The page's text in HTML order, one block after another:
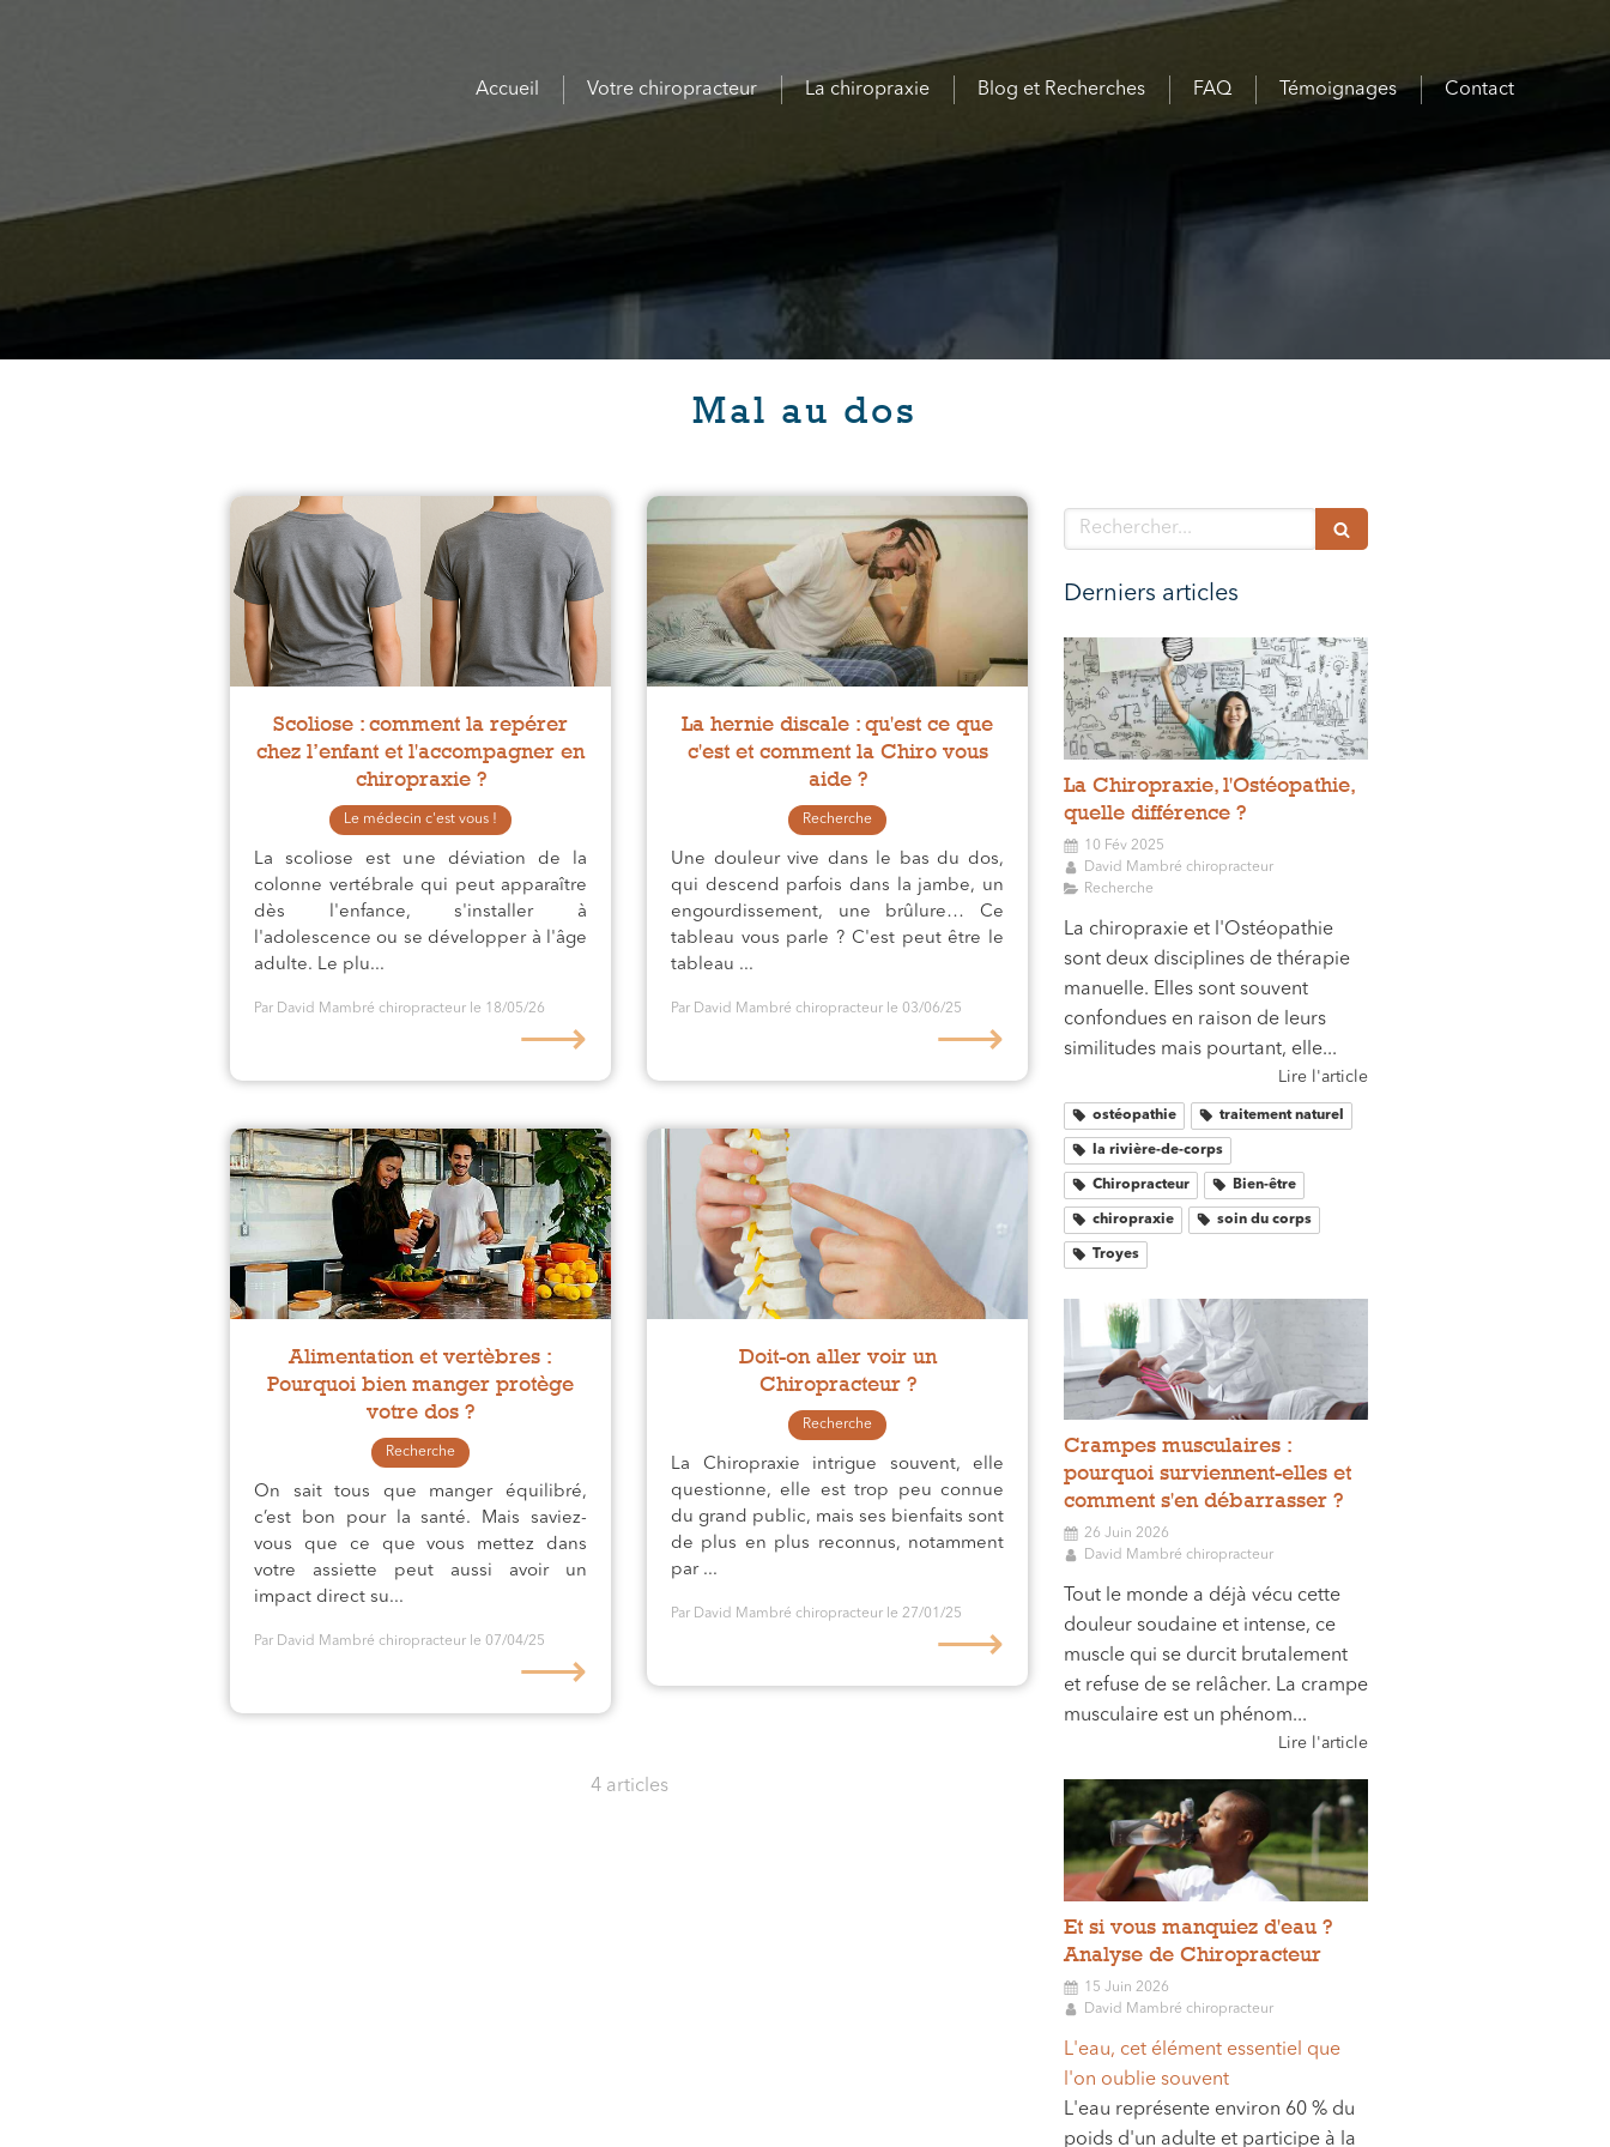
Accueil Votre chiropracteur La chiropraxie Blog et Recherches FAQ Témoignages Contact
Mal au dos
Scoliose : comment la repérer
chez l’enfant et l'accompagner en
chiropraxie ?
Le médecin c'est vous !
La scoliose est une déviation de la
colonne vertébrale qui peut apparaître
dès l'enfance, s'installer à
l'adolescence ou se développer à l'âge
adulte. Le plu...
Par David Mambré chiropracteur le 18/05/26
⟶
La hernie discale : qu'est ce que
c'est et comment la Chiro vous
aide ?
Recherche
Une douleur vive dans le bas du dos,
qui descend parfois dans la jambe, un
engourdissement, une brûlure… Ce
tableau vous parle ? C'est peut être le
tableau ...
Par David Mambré chiropracteur le 03/06/25
⟶
Alimentation et vertèbres :
Pourquoi bien manger protège
votre dos ?
Recherche
On sait tous que manger équilibré,
c’est bon pour la santé. Mais saviez-
vous que ce que vous mettez dans
votre assiette peut aussi avoir un
impact direct su...
Par David Mambré chiropracteur le 07/04/25
⟶
Doit-on aller voir un
Chiropracteur ?
Recherche
La Chiropraxie intrigue souvent, elle
questionne, elle est trop peu connue
du grand public, mais ses bienfaits sont
de plus en plus reconnus, notamment
par ...
Par David Mambré chiropracteur le 27/01/25
⟶
4 articles
Rechercher
Derniers articles
La Chiropraxie, l'Ostéopathie,
quelle différence ?
10 Fév 2025
David Mambré chiropracteur
Recherche
La chiropraxie et l'Ostéopathie
sont deux disciplines de thérapie
manuelle. Elles sont souvent
confondues en raison de leurs
similitudes mais pourtant, elle...
Lire l'article
ostéopathie traitement naturel
la rivière-de-corps
Chiropracteur Bien-être
chiropraxie soin du corps
Troyes
Crampes musculaires :
pourquoi surviennent-elles et
comment s'en débarrasser ?
26 Juin 2026
David Mambré chiropracteur
Tout le monde a déjà vécu cette
douleur soudaine et intense, ce
muscle qui se durcit brutalement
et refuse de se relâcher. La crampe
musculaire est un phénom...
Lire l'article
Et si vous manquiez d'eau ?
Analyse de Chiropracteur
15 Juin 2026
David Mambré chiropracteur
L'eau, cet élément essentiel que
l'on oublie souvent
L'eau représente environ 60 % du
poids d'un adulte et participe à la